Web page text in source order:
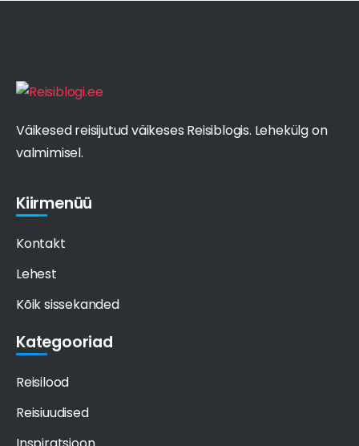
Väikesed reisijutud väikeses Reisiblogis. Lehekülg on
valmimisel.
Kiirmenüü
Kontakt
Lehest
Kõik sissekanded
Kategooriad
Reisilood
Reisiuudised